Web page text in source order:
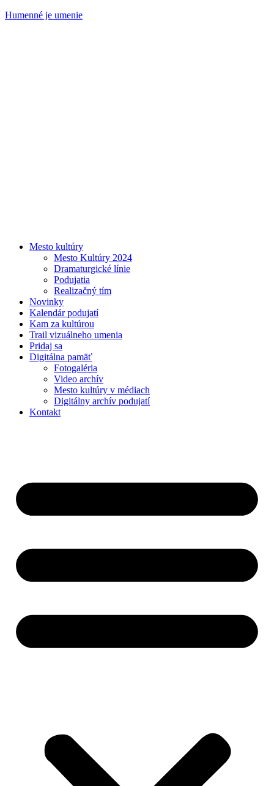
Humenné je umenie
Mesto kultúry
Mesto Kultúry 2024
Dramaturgické línie
Podujatia
Realizačný tím
Novinky
Kalendár podujatí
Kam za kultúrou
Trail vizuálneho umenia
Pridaj sa
Digitálna pamäť
Fotogaléria
Video archív
Mesto kultúry v médiach
Digitálny archív podujatí
Kontakt